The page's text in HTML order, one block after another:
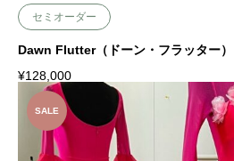
セミオーダー
Dawn Flutter（ドーン・フラッター）
¥128,000
SALE